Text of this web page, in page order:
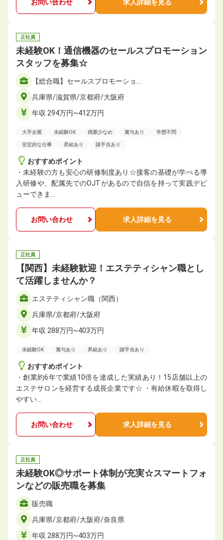
お問い合わせ 求人詳細を見る
正社員
未経験OK！通信機器のセールスプロモーション
スタッフを募集☆
【総合職】セールスプロモーショ…
兵庫県/滋賀県/京都府/大阪府
年収 294万円~412万円
大手企業 未経験OK 残業少なめ 賞与あり 学歴不問
安定的な仕事 昇給あり 諸手当あり
おすすめポイント
・未経験の方も安心の研修制度あり☆接客の基礎が学べる導
入研修や、配属先でのOJTがあるので自信を持って実践デビ
ューできま…
お問い合わせ 求人詳細を見る
正社員
【関西】未経験歓迎！エステティシャン職とし
て活躍しませんか？
エステティシャン職（関西）
兵庫県/京都府/大阪府
年収 288万円~403万円
未経験OK 賞与あり 昇給あり 諸手当あり
おすすめポイント
・創業約6年で業績10倍を達成した実績あり！15店舗以上の
エステサロンを経営する成長企業です☆ ・有給休暇を取得し
やすい…
お問い合わせ 求人詳細を見る
正社員
未経験OK◎サポート体制が充実☆スマートフォ
ンなどの販売職を募集
販売職
兵庫県/京都府/大阪府/奈良県
年収 288万円~403万円